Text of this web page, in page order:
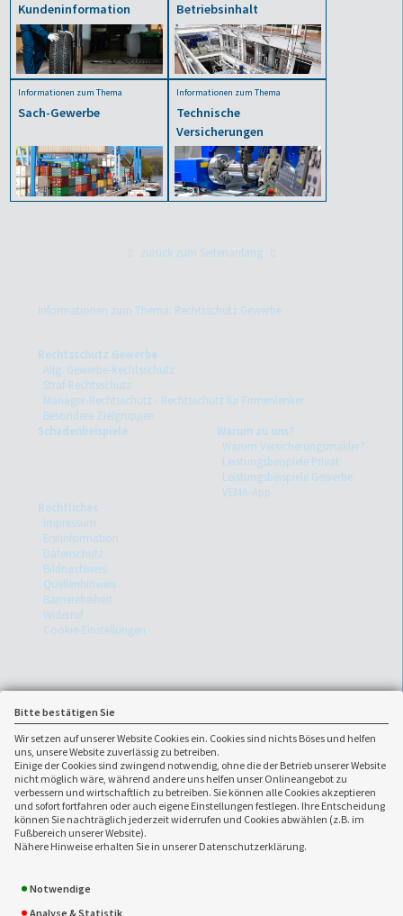
Bitte bestätigen Sie
Wir setzen auf unserer Website Cookies ein. Cookies sind nichts Böses und helfen
uns, unsere Website zuverlässig zu betreiben.
Einige der Cookies sind zwingend notwendig, ohne die der Betrieb unserer Website
nicht möglich wäre, während andere uns helfen unser Onlineangebot zu
verbessern und wirtschaftlich zu betreiben. Sie können alle Cookies akzeptieren
und sofort fortfahren oder auch eigene Einstellungen festlegen. Ihre Entscheidung
können Sie nachträglich jederzeit widerrufen und Cookies abwählen (z.B. im
Fußbereich unserer Website).
Nähere Hinweise erhalten Sie in unserer Datenschutzerklärung.
Notwendige
Analyse & Statistik
Kundeninformation Betriebsinhalt
Informationen zum Thema
Sach-Gewerbe
Informationen zum Thema
Technische
Versicherungen
zurück zum Seitenanfang
Informationen zum Thema: Rechtsschutz Gewerbe
Rechtsschutz Gewerbe
Allg. Gewerbe-Rechtsschutz
Straf-Rechtsschutz
Manager-Rechtsschutz - Rechtsschutz für Firmenlenker
Besondere Zielgruppen
Schadenbeispiele
Warum zu uns?
Warum Versicherungsmakler?
Leistungsbeispiele Privat
Leistungsbeispiele Gewerbe
VEMA-App
Rechtliches
Impressum
Erstinformation
Datenschutz
Bildnachweis
Quellenhinweis
Barrierefreiheit
Widerruf
Cookie-Einstellungen
Ansprechpartner:
GmbH
Augustastraße 30